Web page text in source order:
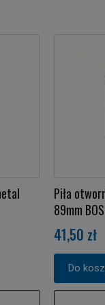
Piła
89mm
41,50 zł
Do